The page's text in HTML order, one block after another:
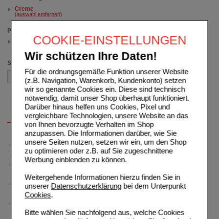
COOKIE-EINSTELLUNGEN
Wir schützen Ihre Daten!
Für die ordnungsgemäße Funktion unserer Website
(z.B. Navigation, Warenkorb, Kundenkonto) setzen
wir so genannte Cookies ein. Diese sind technisch
notwendig, damit unser Shop überhaupt funktioniert.
Darüber hinaus helfen uns Cookies, Pixel und
vergleichbare Technologien, unsere Website an das
von Ihnen bevorzugte Verhalten im Shop
anzupassen. Die Informationen darüber, wie Sie
unsere Seiten nutzen, setzen wir ein, um den Shop
zu optimieren oder z.B. auf Sie zugeschnittene
Werbung einblenden zu können.
Weitergehende Informationen hierzu finden Sie in
unserer Datenschutzerklärungbei dem Unterpunkt
Cookies.
Bitte wählen Sie nachfolgend aus, welche Cookies
Creme
(auswahl entfernen)
Packungsgröße
Sortieren nach